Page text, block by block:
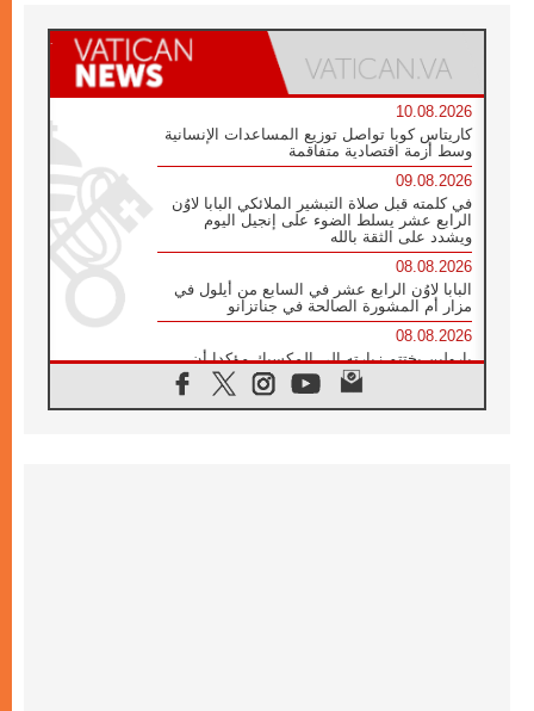
10.08.2026
كاريتاس كوبا تواصل توزيع المساعدات الإنسانية
وسط أزمة اقتصادية متفاقمة
09.08.2026
في كلمته قبل صلاة التبشير الملائكي البابا لاوُن
الرابع عشر يسلط الضوء على إنجيل اليوم
ويشدد على الثقة بالله
08.08.2026
البابا لاوُن الرابع عشر في السابع من أيلول في
مزار أم المشورة الصالحة في جناتزانو
08.08.2026
بارولين يختتم زيارته إلى المكسيك مؤكدا أن
صناعة السلام تبدأ بالتعاطف مع ألم الآخر
07.08.2026